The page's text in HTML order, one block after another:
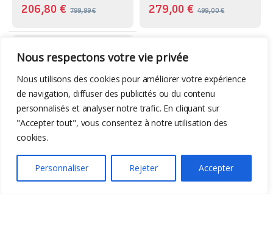
Nous respectons votre vie privée
Nous utilisons des cookies pour améliorer votre expérience
de navigation, diffuser des publicités ou du contenu
personnalisés et analyser notre trafic. En cliquant sur
"Accepter tout", vous consentez à notre utilisation des
cookies.
Personnaliser Rejeter Accepter
206,80€ 799,99€ 279,00€ 499,00€
TwoTrees CNC TTC-
3018 Pro
-34%